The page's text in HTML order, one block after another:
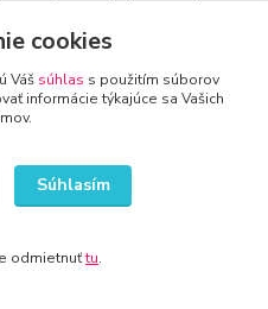
aj individuálnym potrebám.
vám umožní pridať do tohto
podložka je zvyčajne
Na výber je široká
potrieb.
z gumy. Použitie tohto
cookies
Váš súhlas s použitím súborov
informácie týkajúce sa Vašich
Súhlasím
odmietnuťtu.